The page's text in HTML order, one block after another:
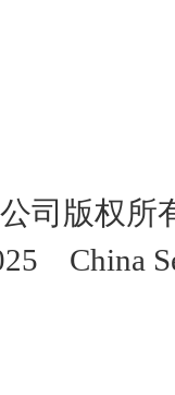
司版权
China